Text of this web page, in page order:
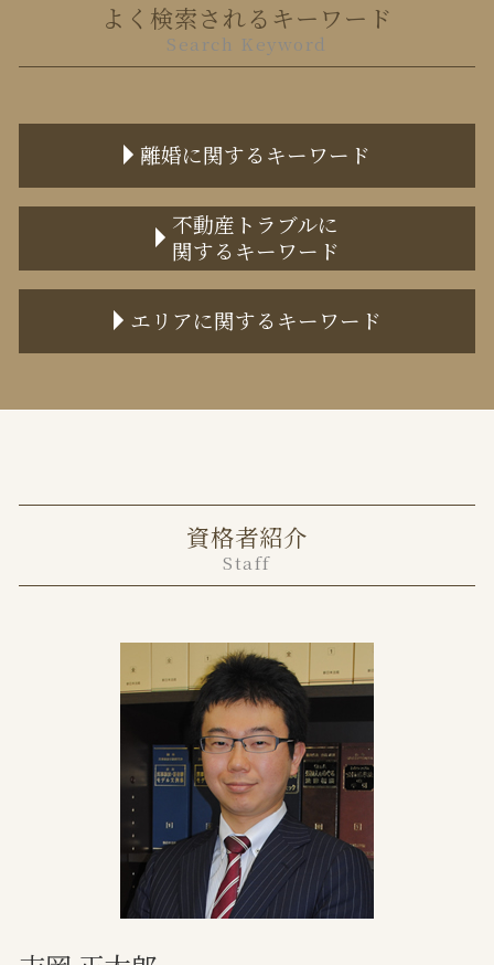
よく検索されるキーワード
Search Keyword
離婚に関するキーワード
養育費 公正証書
離婚届 必要書類
離婚調停 費用 どちらが払う
養育費 再婚した場合
財産分与 退職金
調停離婚 弁護士
監護権 養育費
審判離婚とは
協議離婚とは
離婚の原因
不動産トラブルに
関するキーワード
土地境界トラブル 相談
不動産トラブル 弁護士 費用
任意売却とは わかりやすく
境界トラブル 弁護士
家賃滞納 いつまで
任意売却 不動産会社
事業用 賃貸借契約書
立ち退き 弁護士
土地境界トラブル 越境
任意売却 メリット
家賃滞納 保証会社
不動産 トラブル 多い
エリアに関するキーワード
中央区 不動産トラブル 弁護士
港区 不動産トラブル 弁護士
港区 離婚 弁護士
目黒区 不動産トラブル 弁護士
資格者紹介
Staff